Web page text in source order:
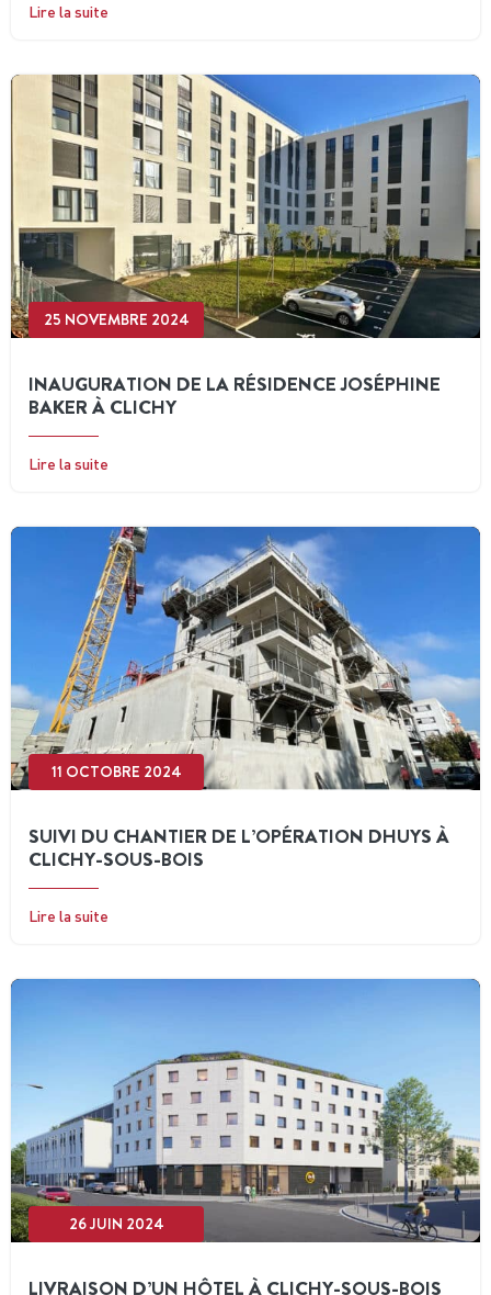
Lire la suite
25 NOVEMBRE 2024
INAUGURATION DE LA RÉSIDENCE JOSÉPHINE
BAKER À CLICHY
Lire la suite
11 OCTOBRE 2024
SUIVI DU CHANTIER DE L’OPÉRATION DHUYS À
CLICHY-SOUS-BOIS
Lire la suite
26 JUIN 2024
LIVRAISON D’UN HÔTEL À CLICHY-SOUS-BOIS